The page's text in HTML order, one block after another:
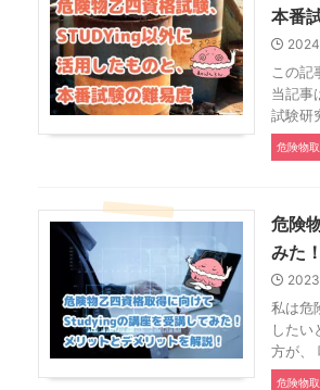
本番
この
当記事
試験研
危険物
危険
みた
私は危
したい
方が、
危険物